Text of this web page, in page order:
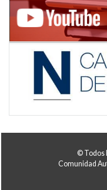
© Todos
Comunidad